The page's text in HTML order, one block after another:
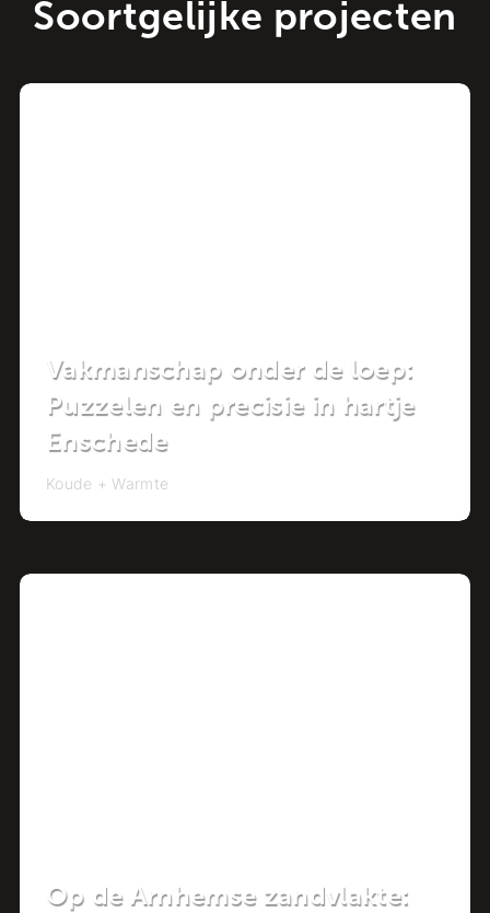
Soortgelijke projecten
Vakmanschap onder de loep:
Puzzelen en precisie in hartje
Enschede
Koude + Warmte
Op de Arnhemse zandvlakte: